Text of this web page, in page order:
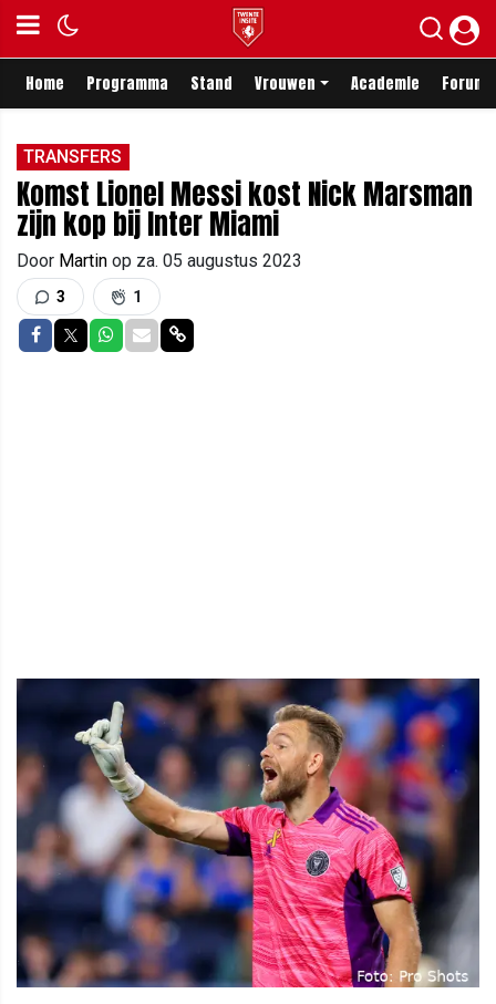
Home Programma Stand Vrouwen Academie Forum
TRANSFERS
Komst Lionel Messi kost Nick Marsman
zijn kop bij Inter Miami
Door Martin op za. 05 augustus 2023
3 1
Delen op Facebook
Delen op Twitter
Delen op Whatsapp
Delen via Mail
Delen via link